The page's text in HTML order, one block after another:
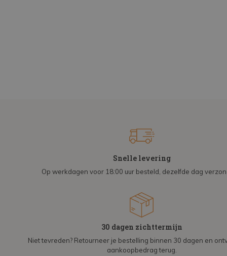
Snelle levering
Op werkdagen voor 18:00 uur besteld, dezelfde dag
30 dagen zichttermijn
Niet tevreden? Retourneer je bestelling binnen 30 dagen en
aankoopbedrag terug.